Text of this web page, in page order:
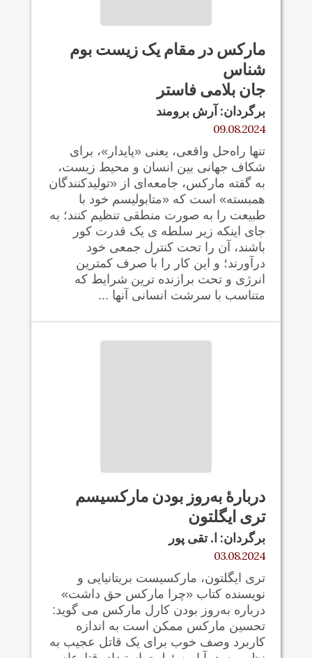
مارکس در مقام یک زیست بوم
شناس
جان بلامی فاستر
برگردان: آرش برومند
09.08.2024
تنها راه‌حل واقعی، یعنی «پایدار»، برای
شکاف جهانی بین انسان و محیط زیست،
به گفته مارکس، جامعه‌ای از «تولیدکنندگان
همبسته» است که «متابولیسم خود با
طبیعت را به صورت منطقی تنظیم کنند؛ به
جای اینکه زیر سلطه ی یک قدرت کور
باشند، آن را تحت کنترل جمعی خود
درآورند؛ و این کار را با صرف کمترین
انرژی و تحت برازنده ترین شرایط که
متناسب با سرشت انسانی آنها ...
دربارهٔ به‌روز بودن مارکسیسم
تری ایگلتون
برگردان: ا. تقی پور
03.08.2024
تری ایگلتون، مارکسیست بریتانیایی و
نویسنده کتاب «چرا مارکس حق داشت»
درباره به‌روز بودن کارل مارکس می گوید:
تحسین مارکس ممکن است به اندازه
کاربرد وصف خوب برای یک قاتل عجیب به